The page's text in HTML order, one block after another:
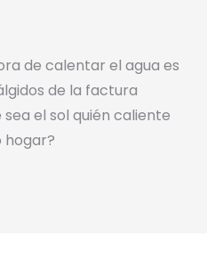
de calentar el agua es
de la factura
sea el sol quién caliente
hogar?